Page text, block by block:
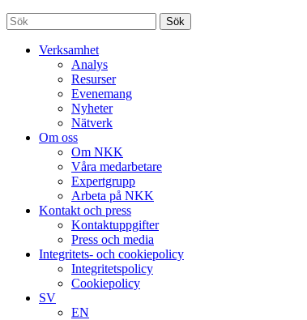
Sök
Verksamhet
Analys
Resurser
Evenemang
Nyheter
Nätverk
Om oss
Om NKK
Våra medarbetare
Expertgrupp
Arbeta på NKK
Kontakt och press
Kontaktuppgifter
Press och media
Integritets- och cookiepolicy
Integritetspolicy
Cookiepolicy
SV
EN